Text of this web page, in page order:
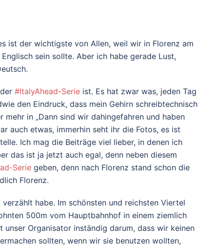
ist der wichtigste von Allen, weil wir in Florenz am
sein sollte. Aber ich habe gerade Lust,
#ItalyAhead-Serie ist. Es hat zwar was, jeden Tag
den Eindruck, dass mein Gehirn schreibtechnisch
in „Dann sind wir dahingefahren und haben
auch etwas, immerhin seht ihr die Fotos, es ist
Ich mag die Beiträge viel lieber, in denen ich
das ist ja jetzt auch egal, denn neben diesem
Serie geben, denn nach Florenz stand schon die
Florenz.
habe. Im schönsten und reichsten Viertel
500m vom Hauptbahnhof in einem ziemlich
Organisator inständig darum, dass wir keinen
sollten, wenn wir sie benutzen wollten,